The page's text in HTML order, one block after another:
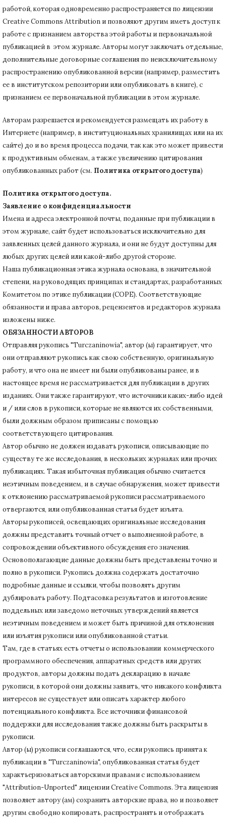
работой, которая одновременно распространяется по лицензии
Creative Commons Attribution и позволяют другим иметь доступ к
работе с признанием авторства этой работы и первоначальной
публикацией в этом журнале. Авторы могут заключать отдельные,
дополнительные договорные соглашения по неисключительному
распространению опубликованной версии (например, разместить
ее в институтском репозитории или опубликовать в книге), с
признанием ее первоначальной публикации в этом журнале.
Авторам разрешается и рекомендуется размещать их работу в
Интернете (например, в институциональных хранилищах или на их
сайте) до и во время процесса подачи, так как это может привести
к продуктивным обменам, а также увеличению цитирования
опубликованных работ (см. Политика открытого доступа)
Политика открытого доступа.
Заявление о конфиденциальности
Имена и адреса электронной почты, поданные при публикации в
этом журнале, сайт будет использоваться исключительно для
заявленных целей данного журнала, и они не будут доступны для
любых других целей или какой-либо другой стороне.
Наша публикационная этика журнала основана, в значительной
степени, на руководящих принципах и стандартах, разработанных
Комитетом по этике публикации (COPE). Соответствующие
обязанности и права авторов, рецензентов и редакторов журнала
изложены ниже.
ОБЯЗАННОСТИ АВТОРОВ
Отправляя рукопись "Turczaninowia", автор (ы) гарантирует, что
они отправляют рукопись как свою собственную, оригинальную
работу, и что она не имеет ни были опубликованы ранее, и в
настоящее время не рассматривается для публикации в других
изданиях. Они также гарантируют, что источники каких-либо идей
и / или слов в рукописи, которые не являются их собственными,
были должным образом приписаны с помощью
соответствующего цитирования.
Автор обычно не должен издавать рукописи, описывающие по
существу те же исследования, в нескольких журналах или прочих
публикациях. Такая избыточная публикация обычно считается
неэтичным поведением, и в случае обнаружения, может привести
к отклонению рассматриваемой рукописи рассматриваемого
отвергаются, или опубликованная статья будет изъята.
Авторы рукописей, освещающих оригинальные исследования
должны представить точный отчет о выполненной работе, в
сопровождении объективного обсуждения его значения.
Основополагающие данные должны быть представлены точно и
полно в рукописи. Рукопись должна содержать достаточно
подробные данные и ссылки, чтобы позволять другим
дублировать работу. Подтасовка результатов и изготовление
поддельных или заведомо неточных утверждений является
неэтичным поведением и может быть причиной для отклонения
или изъятия рукописи или опубликованной статьи.
Там, где в статьях есть отчеты о использовании коммерческого
программного обеспечения, аппаратных средств или других
продуктов, авторы должны подать декларацию в начале
рукописи, в которой они должны заявить, что никакого конфликта
интересов не существует или описать характер любого
потенциального конфликта. Все источники финансовой
поддержки для исследования также должны быть раскрыты в
рукописи.
Автор (ы) рукописи соглашаются, что, если рукопись принята к
публикации в "Turczaninowia", опубликованная статья будет
характьеризоваться авторскими правами с использованием
"Attribution-Unported" лицензии Creative Commons. Эта лицензия
позволяет автору (ам) сохранить авторские права, но и позволяет
другим свободно копировать, распространять и отображать